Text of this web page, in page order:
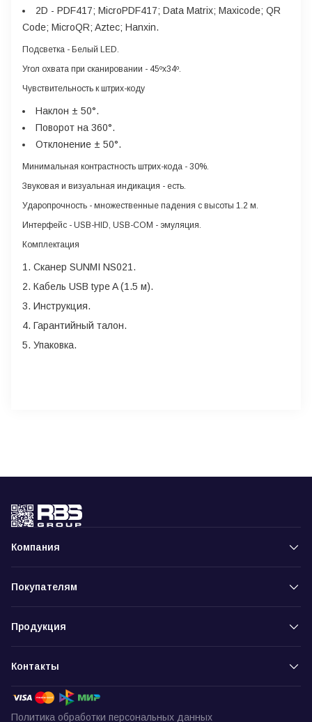
2D - PDF417; MicroPDF417; Data Matrix; Maxicode; QR
Code; MicroQR; Aztec; Hanxin.
Подсветка - Белый LED.
Угол охвата при сканировании - 45ºx34º.
Чувствительность к штрих-коду
Наклон ± 50°.
Поворот на 360°.
Отклонение ± 50°.
Минимальная контрастность штрих-кода - 30%.
Звуковая и визуальная индикация - есть.
Ударопрочность - множественные падения с высоты 1.2 м.
Интерфейс - USB-HID, USB-COM - эмуляция.
Комплектация
Сканер SUNMI NS021.
Кабель USB type A (1.5 м).
Инструкция.
Гарантийный талон.
Упаковка.
Компания
Покупателям
Продукция
Контакты
Политика обработки персональных данных